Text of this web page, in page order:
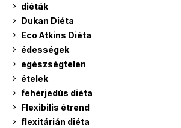
diéták
Dukan Diéta
Eco Atkins Diéta
édességek
egészségtelen
ételek
fehérjedús diéta
Flexibilis étrend
flexitárián diéta